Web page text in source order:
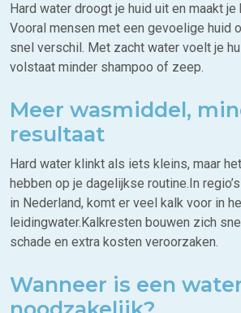
Hard water droogt je huid uit en maakt je
Vooral mensen met een gevoelige huid
snel verschil. Met zacht water voelt je
volstaat minder shampoo of zeep.
Meer wasmiddel,
resultaat
Hard water klinkt als iets kleins, maar
hebben op je dagelijkse routine.In
in Nederland, komt er veel kalk voor in
leidingwater.Kalkresten bouwen zich
schade en extra kosten veroorzaken.
Wanneer is een